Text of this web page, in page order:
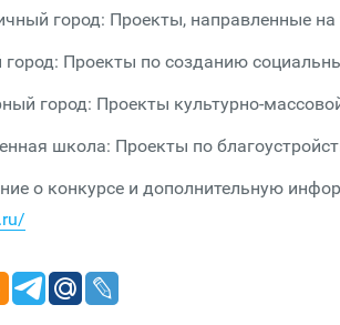
город: Проекты, направленные
Проекты по созданию
город: Проекты культурно-
школа: Проекты по
о конкурсе и дополнительную